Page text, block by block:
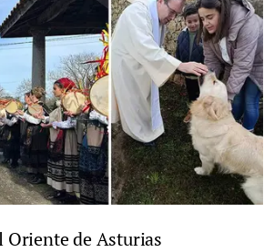
Oriente de Asturias